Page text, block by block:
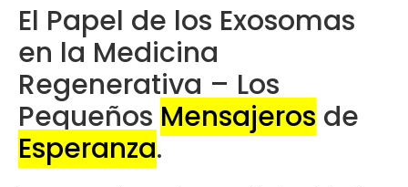
El Papel de los Exosomas
en la Medicina
Regenerativa – Los
Pequeños Mensajeros de
Esperanza.